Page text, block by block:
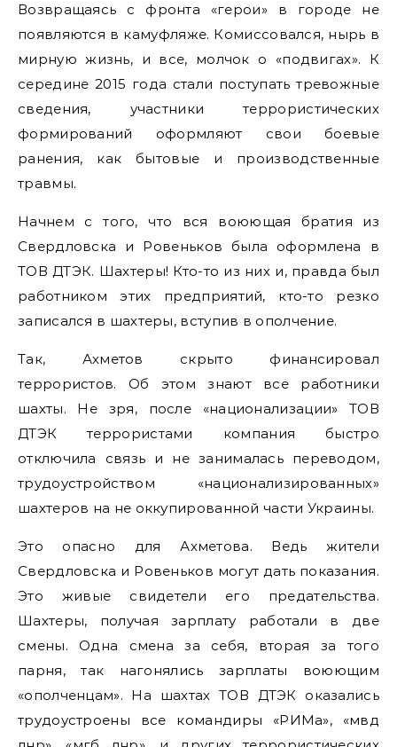
Возвращаясь с фронта «герои» в городе не
появляются в камуфляже. Комиссовался, нырь в
мирную жизнь, и все, молчок о «подвигах». К
середине 2015 года стали поступать тревожные
сведения, участники террористических
формирований оформляют свои боевые
ранения, как бытовые и производственные
травмы.
Начнем с того, что вся воюющая братия из
Свердловска и Ровеньков была оформлена в
ТОВ ДТЭК. Шахтеры! Кто-то из них и, правда был
работником этих предприятий, кто-то резко
записался в шахтеры, вступив в ополчение.
Так, Ахметов скрыто финансировал
террористов. Об этом знают все работники
шахты. Не зря, после «национализации» ТОВ
ДТЭК террористами компания быстро
отключила связь и не занималась переводом,
трудоустройством «национализированных»
шахтеров на не оккупированной части Украины.
Это опасно для Ахметова. Ведь жители
Свердловска и Ровеньков могут дать показания.
Это живые свидетели его предательства.
Шахтеры, получая зарплату работали в две
смены. Одна смена за себя, вторая за того
парня, так нагонялись зарплаты воюющим
«ополченцам». На шахтах ТОВ ДТЭК оказались
трудоустроены все командиры «РИМа», «мвд